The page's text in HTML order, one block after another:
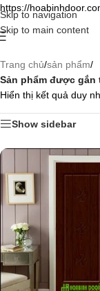
https://
Skip to navigation
Skip to main content
Trang chủ/sản phẩm/
Sản phẩm được gắn
Hiển thị kết quả duy
Show sidebar